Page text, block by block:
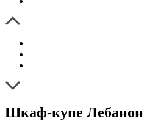
Шкаф-купе Лебанон